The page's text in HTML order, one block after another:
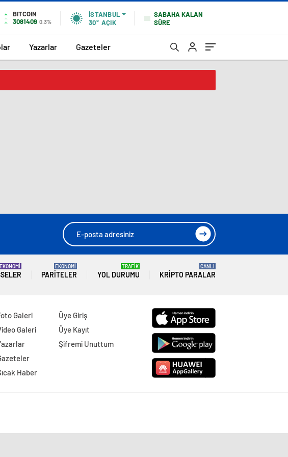
BITCOIN
3081409 0.3%
İSTANBUL
30° AÇIK
SABAHA KALAN
SÜRE
Yazarlar Gazeteler
EKONOMİ
PARITELER
EKONOMİ
YOL DURUMU
TRAFİK
KRIPTO PARALAR
CANLI
Galeri
Galeri
Haber
Üye Giriş
Üye Kayıt
Şifremi Unuttum